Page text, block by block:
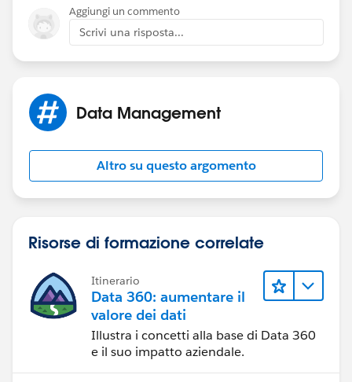
Aggiungi un commento
Scrivi una risposta...
Data Management
Altro su questo argomento
Risorse di formazione correlate
Itinerario
Data 360: aumentare il
valore dei dati
Illustra i concetti alla base di Data 360
e il suo impatto aziendale.